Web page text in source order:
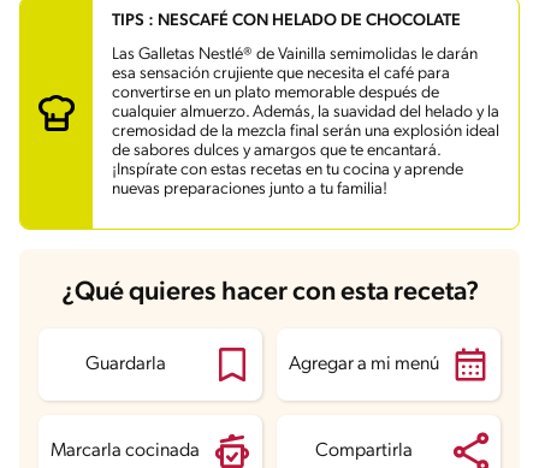
Carbohidratos 8.5 g
Energía 101.4 kcal
Grasas 7.2 g
Fibra 0.4 g
Proteína 1.1 g
Grasas saturadas 3.6 g
Sodio 29.6 mg
Azúcares 5.5 g
TIPS : NESCAFÉ CON HELADO DE CHOCOLATE
Las Galletas Nestlé® de Vainilla semimolidas le darán
esa sensación crujiente que necesita el café para
convertirse en un plato memorable después de
cualquier almuerzo. Además, la suavidad del helado y la
cremosidad de la mezcla final serán una explosión ideal
de sabores dulces y amargos que te encantará.
¡Inspírate con estas recetas en tu cocina y aprende
nuevas preparaciones junto a tu familia!
¿Qué quieres hacer con esta receta?
Guardarla Agregar a mi menú
Marcarla cocinada Compartirla